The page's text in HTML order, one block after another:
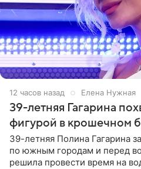
12 часов назад Елена Нужная
39-летняя Гагарина
фигурой в крошечном
39-летняя Полина Гагарина
по южным городам и перед
решила провести время на